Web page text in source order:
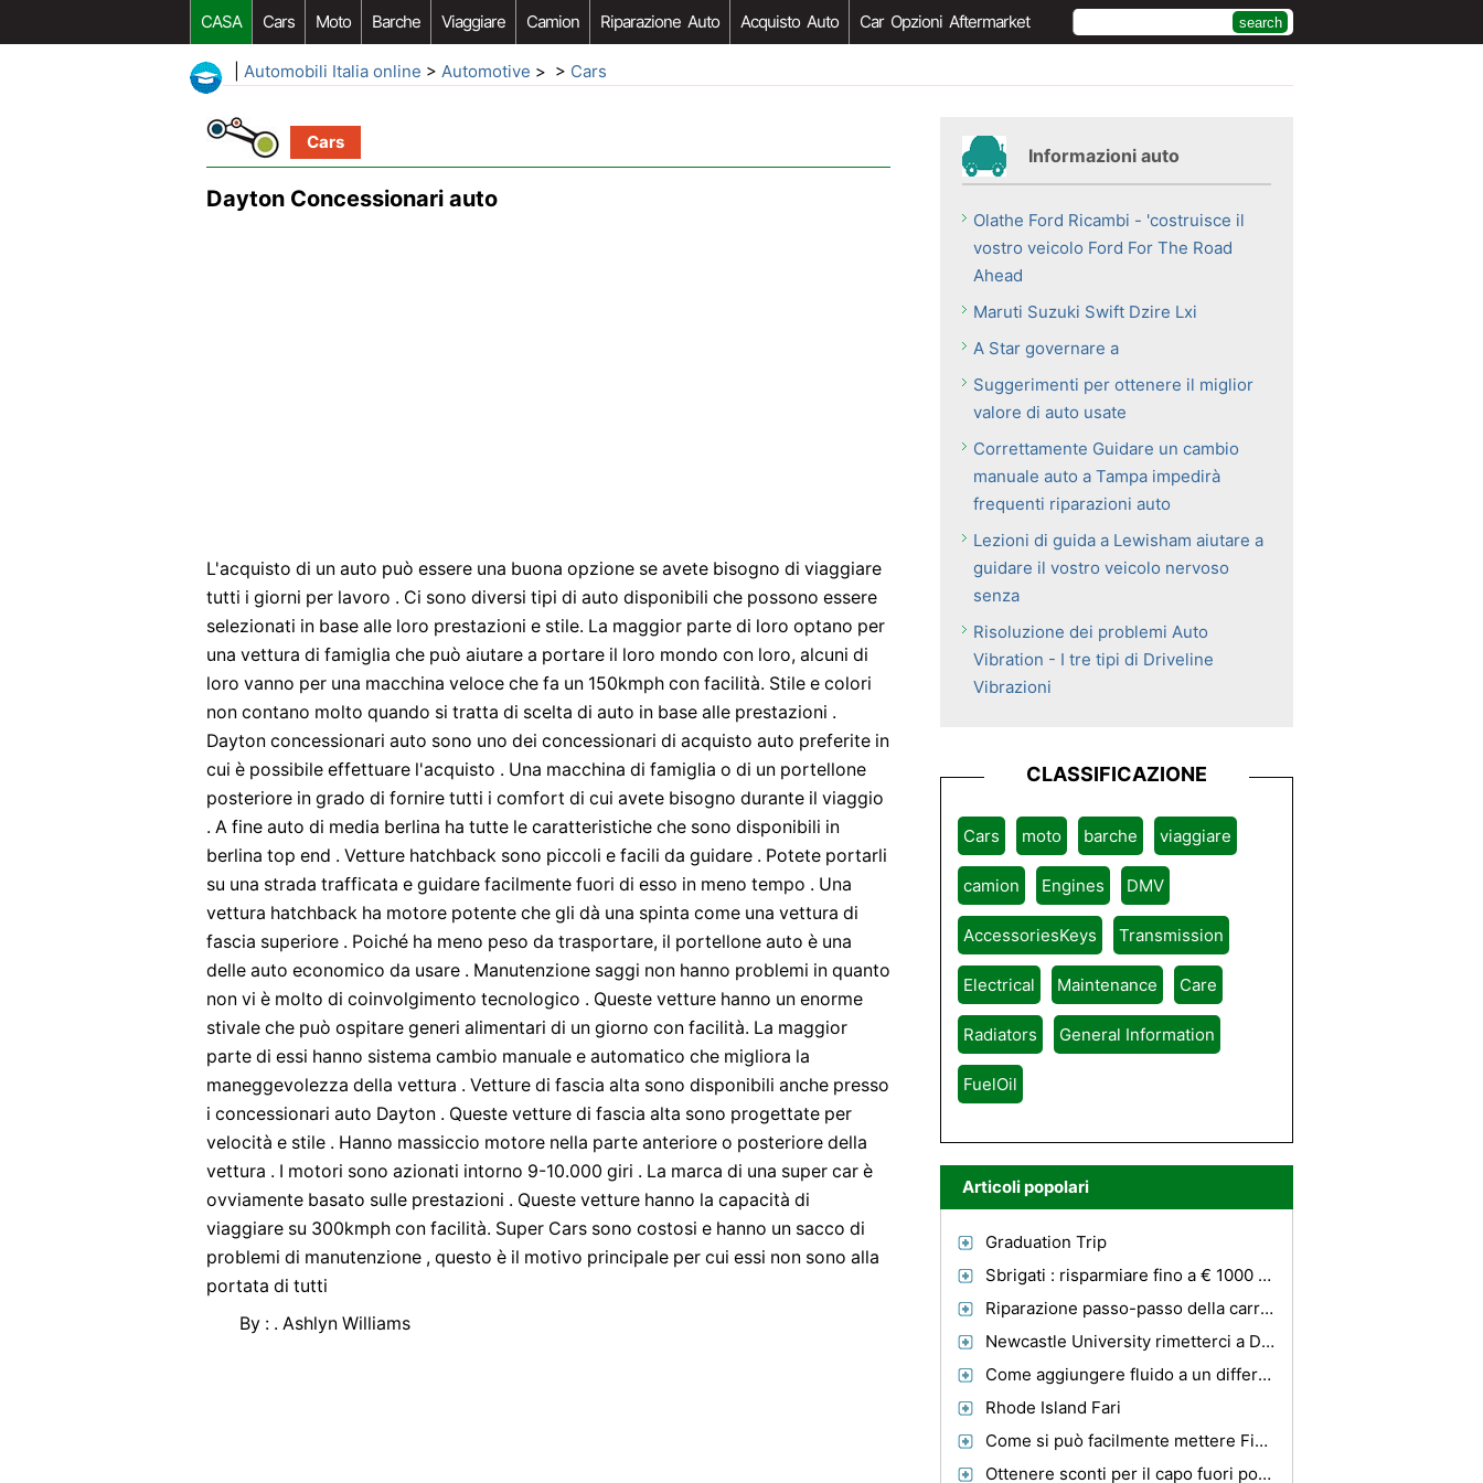
CASA Cars Moto Barche Viaggiare Camion Riparazione Auto Acquisto Auto Car Opzioni Aftermarket
Automobili Italia online > Automotive > > Cars
Cars
Dayton Concessionari auto
L'acquisto di un auto può essere una buona opzione se avete bisogno di viaggiare
tutti i giorni per lavoro . Ci sono diversi tipi di auto disponibili che possono essere
selezionati in base alle loro prestazioni e stile. La maggior parte di loro optano per
una vettura di famiglia che può aiutare a portare il loro mondo con loro, alcuni di
loro vanno per una macchina veloce che fa un 150kmph con facilità. Stile e colori
non contano molto quando si tratta di scelta di auto in base alle prestazioni .
Dayton concessionari auto sono uno dei concessionari di acquisto auto preferite in
cui è possibile effettuare l'acquisto . Una macchina di famiglia o di un portellone
posteriore in grado di fornire tutti i comfort di cui avete bisogno durante il viaggio
. A fine auto di media berlina ha tutte le caratteristiche che sono disponibili in
berlina top end . Vetture hatchback sono piccoli e facili da guidare . Potete portarli
su una strada trafficata e guidare facilmente fuori di esso in meno tempo . Una
vettura hatchback ha motore potente che gli dà una spinta come una vettura di
fascia superiore . Poiché ha meno peso da trasportare, il portellone auto è una
delle auto economico da usare . Manutenzione saggi non hanno problemi in quanto
non vi è molto di coinvolgimento tecnologico . Queste vetture hanno un enorme
stivale che può ospitare generi alimentari di un giorno con facilità. La maggior
parte di essi hanno sistema cambio manuale e automatico che migliora la
maneggevolezza della vettura . Vetture di fascia alta sono disponibili anche presso
i concessionari auto Dayton . Queste vetture di fascia alta sono progettate per
velocità e stile . Hanno massiccio motore nella parte anteriore o posteriore della
vettura . I motori sono azionati intorno 9-10.000 giri . La marca di una super car è
ovviamente basato sulle prestazioni . Queste vetture hanno la capacità di
viaggiare su 300kmph con facilità. Super Cars sono costosi e hanno un sacco di
problemi di manutenzione , questo è il motivo principale per cui essi non sono alla
portata di tutti
By : . Ashlyn Williams
Informazioni auto
Olathe Ford Ricambi - 'costruisce il
vostro veicolo Ford For The Road
Ahead
Maruti Suzuki Swift Dzire Lxi
A Star governare a
Suggerimenti per ottenere il miglior
valore di auto usate
Correttamente Guidare un cambio
manuale auto a Tampa impedirà
frequenti riparazioni auto
Lezioni di guida a Lewisham aiutare a
guidare il vostro veicolo nervoso
senza
Risoluzione dei problemi Auto
Vibration - I tre tipi di Driveline
Vibrazioni
CLASSIFICAZIONE
Cars moto barche viaggiare
camion Engines DMV
AccessoriesKeys Transmission
Electrical Maintenance Care
Radiators General Information
FuelOil
Articoli popolari
Graduation Trip
Sbrigati : risparmiare fino a € 1000 Off A Seat utilizzato per la vendita Hotspot - deve terminare 30 aprile
Riparazione passo-passo della carrozzeria dellauto
Newcastle University rimetterci a Durham nel Tyne-wear Boat Race
Come aggiungere fluido a un differenziale posteriore
Rhode Island Fari
Come si può facilmente mettere Fino Panama Real Estate On Sale
Ottenere sconti per il capo fuori porte di vacanza